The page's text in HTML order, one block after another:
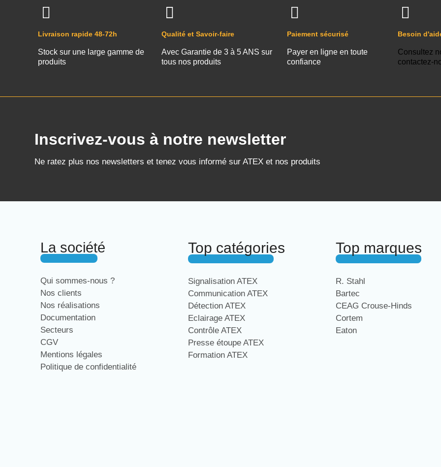
Livraison rapide 48-72h
Stock sur une large gamme de
produits
Qualité et Savoir-faire
Avec Garantie de 3 à 5 ANS sur
tous nos produits
Paiement sécurisé
Payer en ligne en toute
confiance
Besoin
Consultez
contactez-
Inscrivez-vous à notre newsletter
Ne ratez plus nos newsletters et tenez vous informé sur ATEX et nos produits
La société
Qui sommes-nous ?
Nos clients
Nos réalisations
Documentation
Secteurs
CGV
Mentions légales
Politique de confidentialité
Top catégories
Signalisation ATEX
Communication ATEX
Détection ATEX
Eclairage ATEX
Contrôle ATEX
Presse étoupe ATEX
Formation ATEX
Top marques
R. Stahl
Bartec
CEAG Crouse-Hinds
Cortem
Eaton